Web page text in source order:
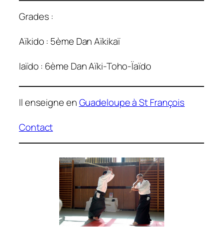
Grades :
Aïkido : 5ème Dan Aïkikaï
Iaïdo : 6ème Dan Aïki-Toho-Ïaïdo
Il enseigne enGuadeloupe à St François
Contact